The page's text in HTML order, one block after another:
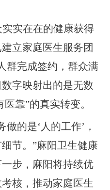
实在在的健康获得
立家庭医生服务团
群完成签约，群众满
字映射出的是无数
靠”的真实转变。
的是‘人的工作’，
节。”麻阳卫生健康
步，麻阳将持续优
核，推动家庭医生